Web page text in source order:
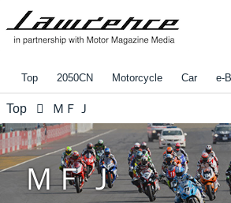
Top 2050CN Motorcycle Car e-
Top ＭＦＪ
ＭＦＪ